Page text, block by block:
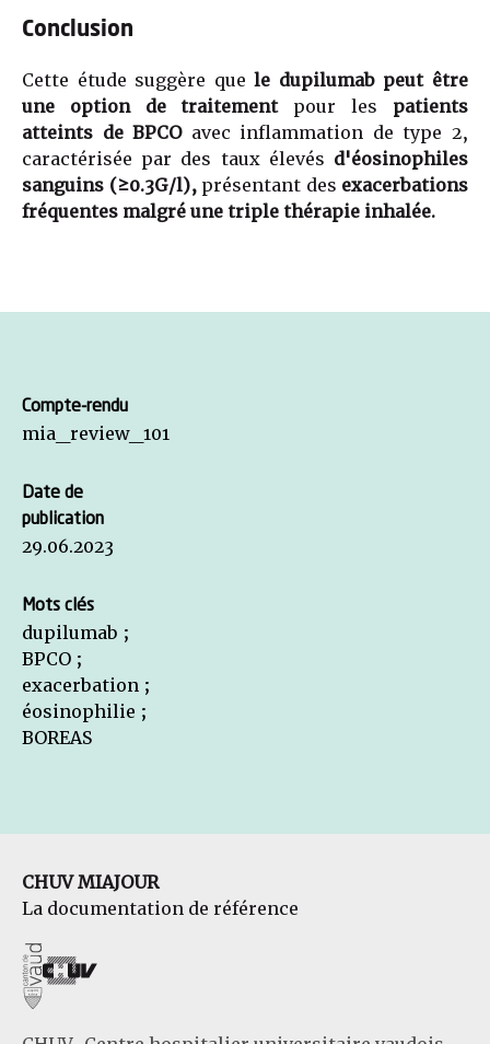
Conclusion
Cette étude suggère quele dupilumab peut être
une option de traitementpour les patients
atteints de BPCO avec inflammation de type 2,
caractérisée par des taux élevés d'éosinophiles
sanguins (≥0.3G/l), présentant des exacerbations
fréquentes malgré une triple thérapie inhalée.
Compte-rendu
mia_review_101
Date de
publication
29.06.2023
Mots clés
dupilumab ;
BPCO ;
exacerbation ;
éosinophilie ;
BOREAS
CHUV MIAJOUR
La documentation de référence